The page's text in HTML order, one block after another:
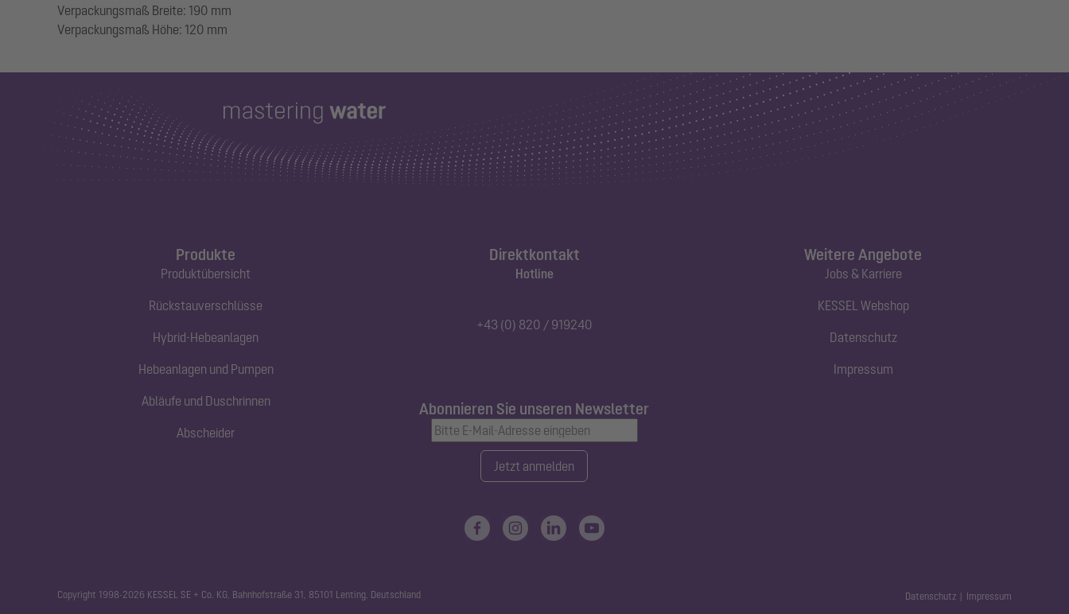
Verpackungsmaß Breite: 190 mm
Produkte
Produktübersicht
Rückstauverschlüsse
Hybrid-Hebeanlagen
Hebeanlagen und Pumpen
Abläufe und Duschrinnen
Abscheider
Direktkontakt
Hotline
+43 (0) 820 / 919240
Abonnieren Sie unseren Newsletter
Jetzt anmelden
Weitere Angebote
Jobs & Karriere
KESSEL Webshop
Datenschutz
Impressum
Copyright 1998-2026 KESSEL SE + Co. KG, Bahnhofstraße 31, 85101 Lenting, Deutschland Datenschutz Impressum